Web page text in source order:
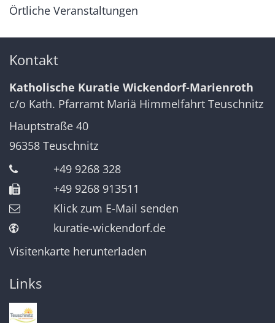
Örtliche Veranstaltungen
Kontakt
Katholische Kuratie Wickendorf-Marienroth
c/o Kath. Pfarramt Mariä Himmelfahrt Teuschnitz
Hauptstraße 40
96358 Teuschnitz
+49 9268 328
+49 9268 913511
Klick zum E-Mail senden
kuratie-wickendorf.de
Visitenkarte herunterladen
Links